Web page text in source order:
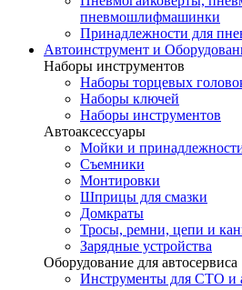
пневмошлифмашинки
Принадлежности для
Автоинструмент и
Наборы инструментов
Наборы торцевых
Наборы ключей
Наборы инструментов
Автоаксессуары
Мойки и
Съемники
Монтировки
Шприцы для смазки
Домкраты
Тросы, ремни, цепи и
Зарядные устройства
Оборудование для автосервиса
Инструменты для СТО и